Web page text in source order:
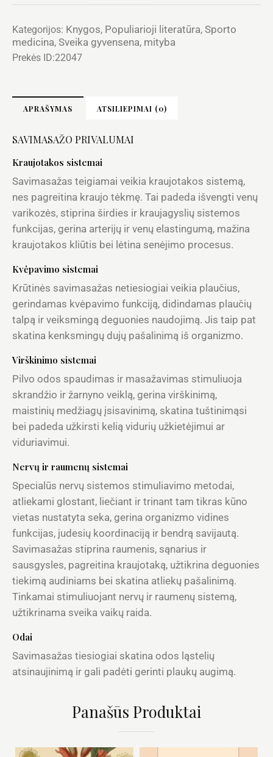
Kategorijos: Knygos, Populiarioji literatūra, Sporto
medicina, Sveika gyvensena, mityba
Prekės ID:22047
APRAŠYMAS ATSILIEPIMAI (0)
SAVIMASAŽO PRIVALUMAI
Kraujotakos sistemai
Savimasažas teigiamai veikia kraujotakos sistemą,
nes pagreitina kraujo tėkmę. Tai padeda išvengti venų
varikozės, stiprina širdies ir kraujagyslių sistemos
funkcijas, gerina arterijų ir venų elastingumą, mažina
kraujotakos kliūtis bei lėtina senėjimo procesus.
Kvėpavimo sistemai
Krūtinės savimasažas netiesiogiai veikia plaučius,
gerindamas kvėpavimo funkciją, didindamas plaučių
talpą ir veiksmingą deguonies naudojimą. Jis taip pat
skatina kenksmingų dujų pašalinimą iš organizmo.
Virškinimo sistemai
Pilvo odos spaudimas ir masažavimas stimuliuoja
skrandžio ir žarnyno veiklą, gerina virškinimą,
maistinių medžiagų įsisavinimą, skatina tuštinimąsi
bei padeda užkirsti kelią vidurių užkietėjimui ar
viduriavimui.
Nervų ir raumenų sistemai
Specialūs nervų sistemos stimuliavimo metodai,
atliekami glostant, liečiant ir trinant tam tikras kūno
vietas nustatyta seka, gerina organizmo vidines
funkcijas, judesių koordinaciją ir bendrą savijautą.
Savimasažas stiprina raumenis, sąnarius ir
sausgysles, pagreitina kraujotaką, užtikrina deguonies
tiekimą audiniams bei skatina atliekų pašalinimą.
Tinkamai stimuliuojant nervų ir raumenų sistemą,
užtikrinama sveika vaikų raida.
Odai
Savimasažas tiesiogiai skatina odos ląstelių
atsinaujinimą ir gali padėti gerinti plaukų augimą.
Panašūs Produktai